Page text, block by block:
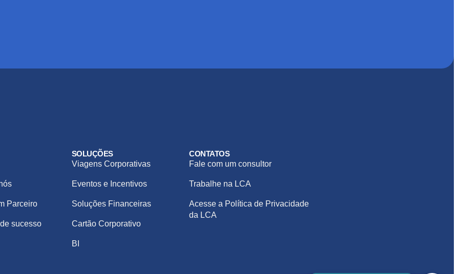
Parceiro
sucesso
SOLUÇÕES
Viagens Corporativas
Eventos e Incentivos
Soluções Financeiras
Cartão Corporativo
BI
CONTATOS
Fale com um consultor
Trabalhe na LCA
Acesse a Política de Privacidade
da LCA